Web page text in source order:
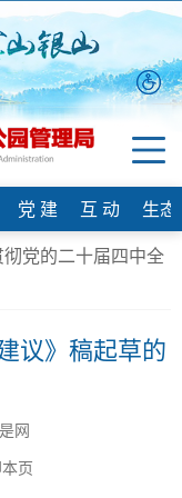
党 建 互 动
生
彻党的二十届四中全
议》稿起草的
网
页